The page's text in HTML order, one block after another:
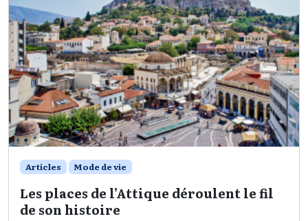
Articles Mode de vie
Les places de l’Attique déroulent le fil
de son histoire